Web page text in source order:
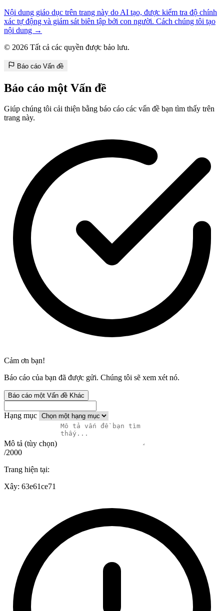
Nội dung giáo dục trên trang này do AI tạo, được kiểm tra độ chính
xác tự động và giám sát biên tập bởi con người. Cách chúng tôi tạo
nội dung →
© 2026 Tất cả các quyền được bảo lưu.
Báo cáo Vấn đề
Báo cáo một Vấn đề
Giúp chúng tôi cải thiện bằng báo cáo các vấn đề bạn tìm thấy trên
trang này.
Cảm ơn bạn!
Báo cáo của bạn đã được gửi. Chúng tôi sẽ xem xét nó.
Báo cáo một Vấn đề Khác
Hạng mục
Mô tả (tùy chọn)
/2000
Trang hiện tại:
Xây: 63e61ce71